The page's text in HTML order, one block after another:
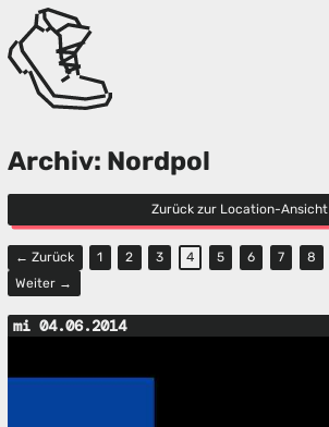
Archiv: Nordpol
Zurück zur Location-Ansicht
← Zurück 1 2 3 4 5 6 7 8
Weiter →
mi 04.06.2014